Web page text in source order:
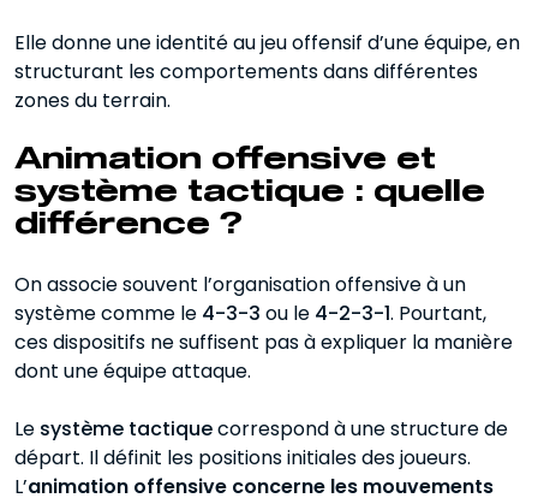
Elle donne une identité au jeu offensif d’une équipe, en
structurant les comportements dans différentes
zones du terrain.
Animation offensive et
système tactique : quelle
différence ?
On associe souvent l’organisation offensive à un
système comme le 4-3-3 ou le 4-2-3-1. Pourtant,
ces dispositifs ne suffisent pas à expliquer la manière
dont une équipe attaque.
Le système tactiquecorrespond à une structure de
départ. Il définit les positions initiales des joueurs.
L’animation offensive concerne les mouvements